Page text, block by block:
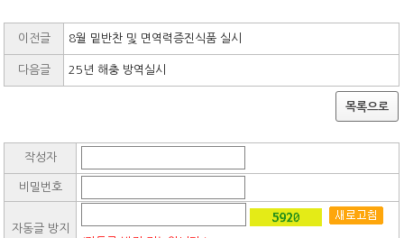
이전글 8월 밑반찬 및 면역력증진식품 실시
다음글 25년 해충 방역실시
목록으로
작성자
비밀번호
자동글 방지